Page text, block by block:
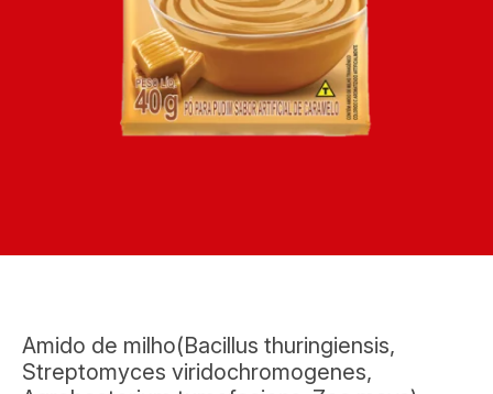
Amido de milho(Bacillus thuringiensis,
Streptomyces viridochromogenes,